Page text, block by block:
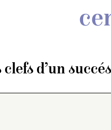
d’un succés